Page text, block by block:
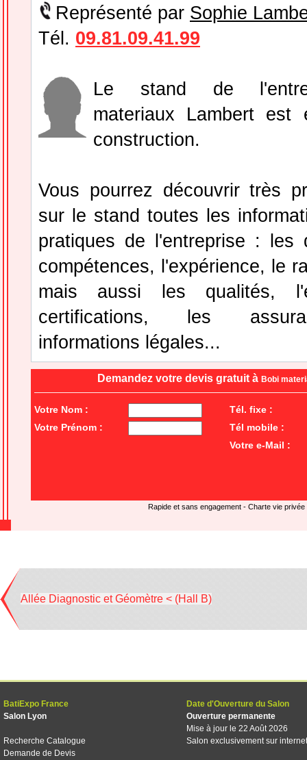
Représenté par Sophie
Tél. 09.81.09.41.99
Le stand de
materiaux Lambert est
construction.
Vous pourrez découvrir très
sur le stand toutes les
pratiques de l'entreprise : les
compétences, l'expérience, le
mais aussi les qualités,
certifications, les
informations légales...
Demandez votre devis gratuit à Bobi
Votre Nom :
Tél. fixe :
Votre Prénom :
Tél mobile :
Votre e-Mail :
Rapide et sans engagement - Charte vie privée
Allée Diagnostic et Géomètre < (Hall B)
BatiExpo France
Salon Lyon
Recherche Catalogue
Demande de Devis
Date d'Ouverture du Salon
Ouverture permanente
Mise à jour le 22 Août 2026
Salon exclusivement sur internet